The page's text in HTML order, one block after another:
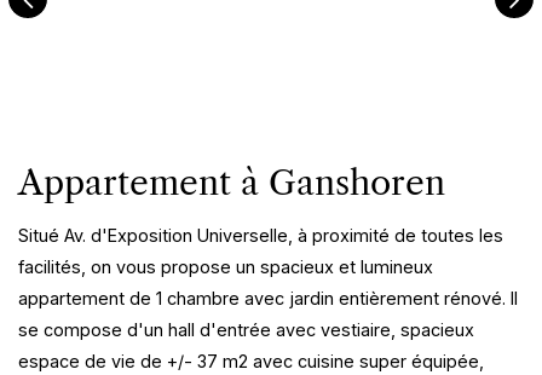
Appartement à Ganshoren
Situé Av. d'Exposition Universelle, à proximité de toutes les
facilités, on vous propose un spacieux et lumineux
appartement de 1 chambre avec jardin entièrement rénové. Il
se compose d'un hall d'entrée avec vestiaire, spacieux
espace de vie de +/- 37 m2 avec cuisine super équipée,